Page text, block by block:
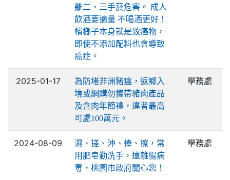
離二、三手菸危害。 成人
飲酒要適量 不喝酒更好！
檳榔子本身就是致癌物，
即使不添加配料也會導致
癌症。
2025-01-17
為防堵非洲豬瘟，返鄉入
境或網購勿攜帶豬肉產品
及含肉年節禮，違者最高
可處100萬元。
學務處
2024-08-09
濕、搓、沖、捧、擦，常
用肥皂勤洗手，遠離腸病
毒，桃園市政府關心您！
學務處